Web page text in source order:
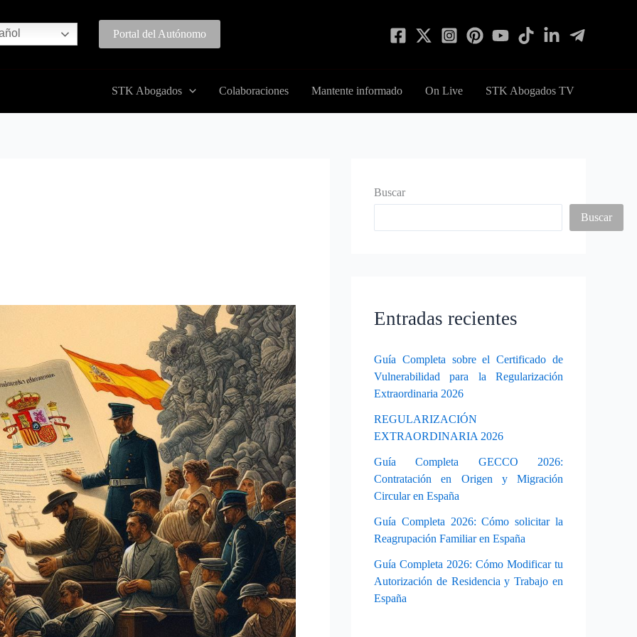
Portal del Autónomo
STK Abogados Colaboraciones Mantente informado On Live STK Abogados TV
Buscar
Buscar
Entradas recientes
Guía Completa sobre el Certificado de
Vulnerabilidad para la Regularización
Extraordinaria 2026
REGULARIZACIÓN
EXTRAORDINARIA 2026
Guía Completa GECCO 2026:
Contratación en Origen y Migración
Circular en España
Guía Completa 2026: Cómo solicitar la
Reagrupación Familiar en España
Guía Completa 2026: Cómo Modificar tu
Autorización de Residencia y Trabajo en
España